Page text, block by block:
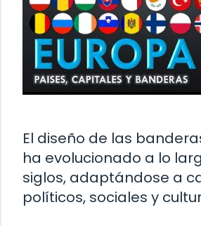
El diseño de las
ha evolucionado a lo
siglos, adaptándose a
políticos, sociales y